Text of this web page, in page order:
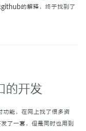
的解释，终于找到了
的开发
能，在网上找了很多资
了一套，但是同时也用到